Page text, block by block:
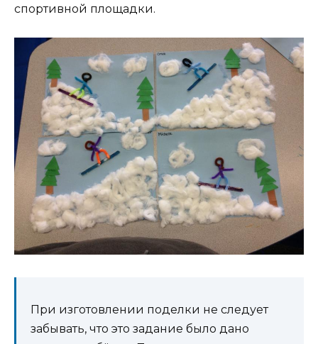
спортивной площадки.
При изготовлении поделки не следует
забывать, что это задание было дано